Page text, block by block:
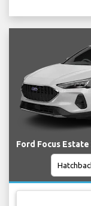
Ford Focus Estate